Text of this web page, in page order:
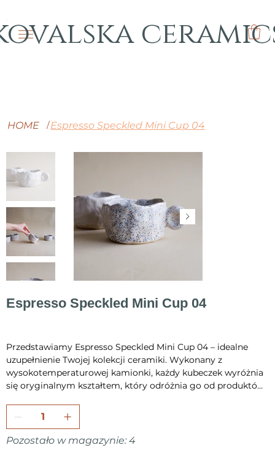
HOME /Espresso Speckled Mini Cup 04
Espresso Speckled Mini Cup 04
Przedstawiamy Espresso Speckled Mini Cup 04 – idealne
uzupełnienie Twojej kolekcji ceramiki. Wykonany z
wysokotemperaturowej kamionki, każdy kubeczek wyróżnia
się oryginalnym kształtem, który odróżnia go od produktów
To nie tylko wyjątkowy i piękny element Twojego wnętrza,
ale również praktyczne naczynie – kubek nadaje się do
zmywarki i kuchenki mikrofalowej, dzięki czemu możesz
korzystać z niego na co dzień bez obaw.
Pozostało w magazynie: 4